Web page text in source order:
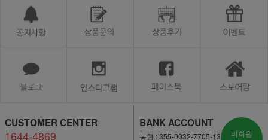
CUSTOMER CENTER
1644-4869
BANK ACCOUNT
농협 : 355-0032-7705-13
비회원